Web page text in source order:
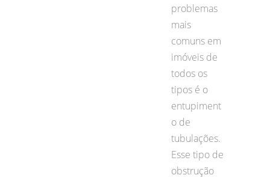
problemas
mais
comuns em
imóveis de
todos os
tipos é o
entupiment
o de
tubulações.
Esse tipo de
obstrução